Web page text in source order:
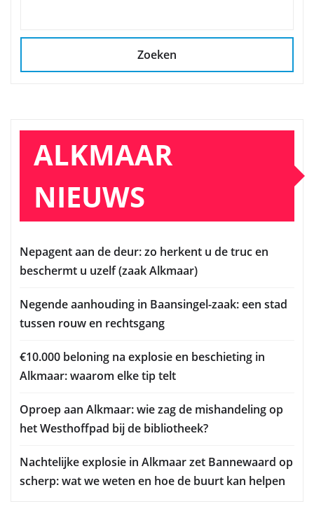
Zoeken
ALKMAAR
NIEUWS
Nepagent aan de deur: zo herkent u de truc en
beschermt u uzelf (zaak Alkmaar)
Negende aanhouding in Baansingel-zaak: een stad
tussen rouw en rechtsgang
€10.000 beloning na explosie en beschieting in
Alkmaar: waarom elke tip telt
Oproep aan Alkmaar: wie zag de mishandeling op
het Westhoffpad bij de bibliotheek?
Nachtelijke explosie in Alkmaar zet Bannewaard op
scherp: wat we weten en hoe de buurt kan helpen